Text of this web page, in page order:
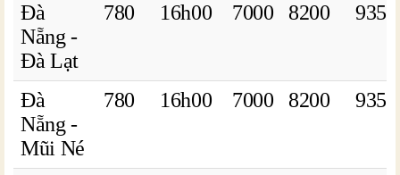
Đà
Nẵng -
Đà Lạt
780 16h00 7000 8200 9350
Đà
Nẵng -
Mũi Né
780 16h00 7000 8200 9350